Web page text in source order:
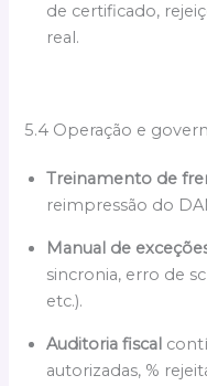
de certificado,
real.
5.4 Operação e
Treinamento de
reimpressão do
Manual de
sincronia, erro de
etc.).
Auditoria fiscal
autorizadas, %